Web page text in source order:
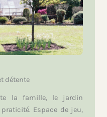
détente
la famille, le jardin
Espace de jeu,